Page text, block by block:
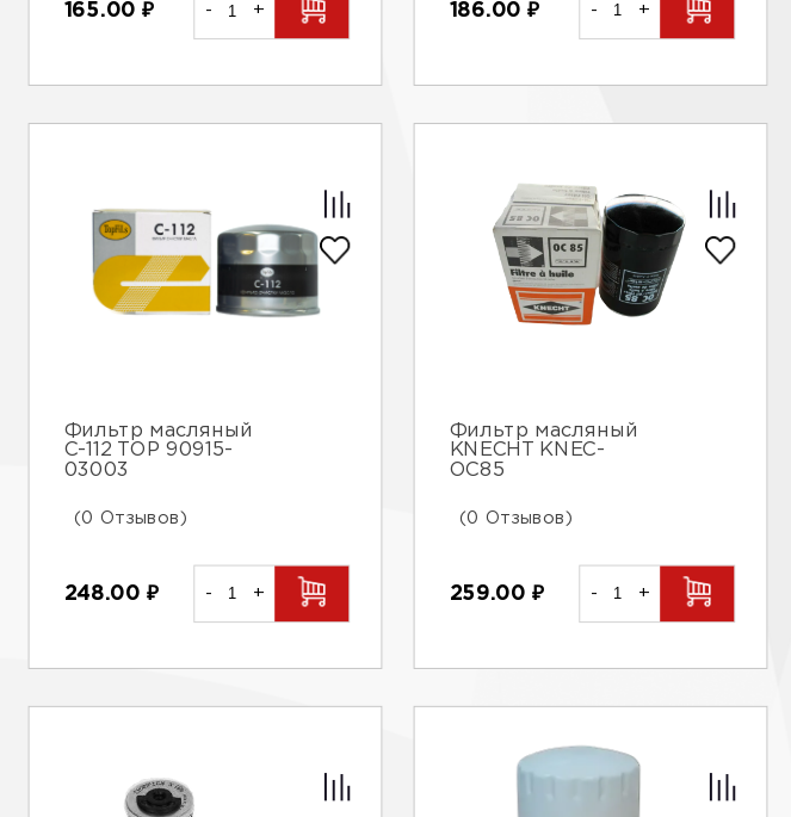
165.00 ₽ - + 186.00 ₽ - +
Фильтр масляный
С-112 ТОР 90915-
03003
(0 Отзывов)
248.00 ₽ - +
Фильтр масляный
KNECHT KNEC-
OC85
(0 Отзывов)
259.00 ₽ - +